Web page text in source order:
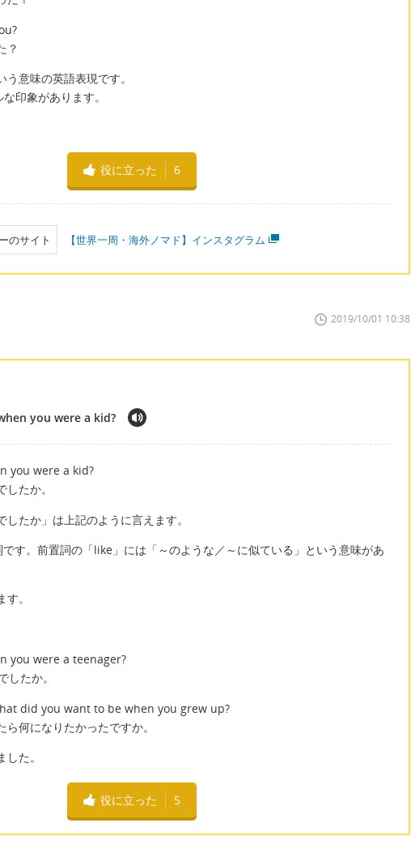
？
意味の英語表現です。
印象があります。
役に立った 6
のサイト 【世界一周・海外ノマド】インスタグラム
2019/10/01 10:38
you were a kid?
you were a kid?
たか。
したか」は上記のように言えます。
です。前置詞の「like」には「～のような／～に似ている」という意味があ
。
you were a teenager?
たか。
did you want to be when you grew up?
何になりたかったですか。
た。
役に立った 5